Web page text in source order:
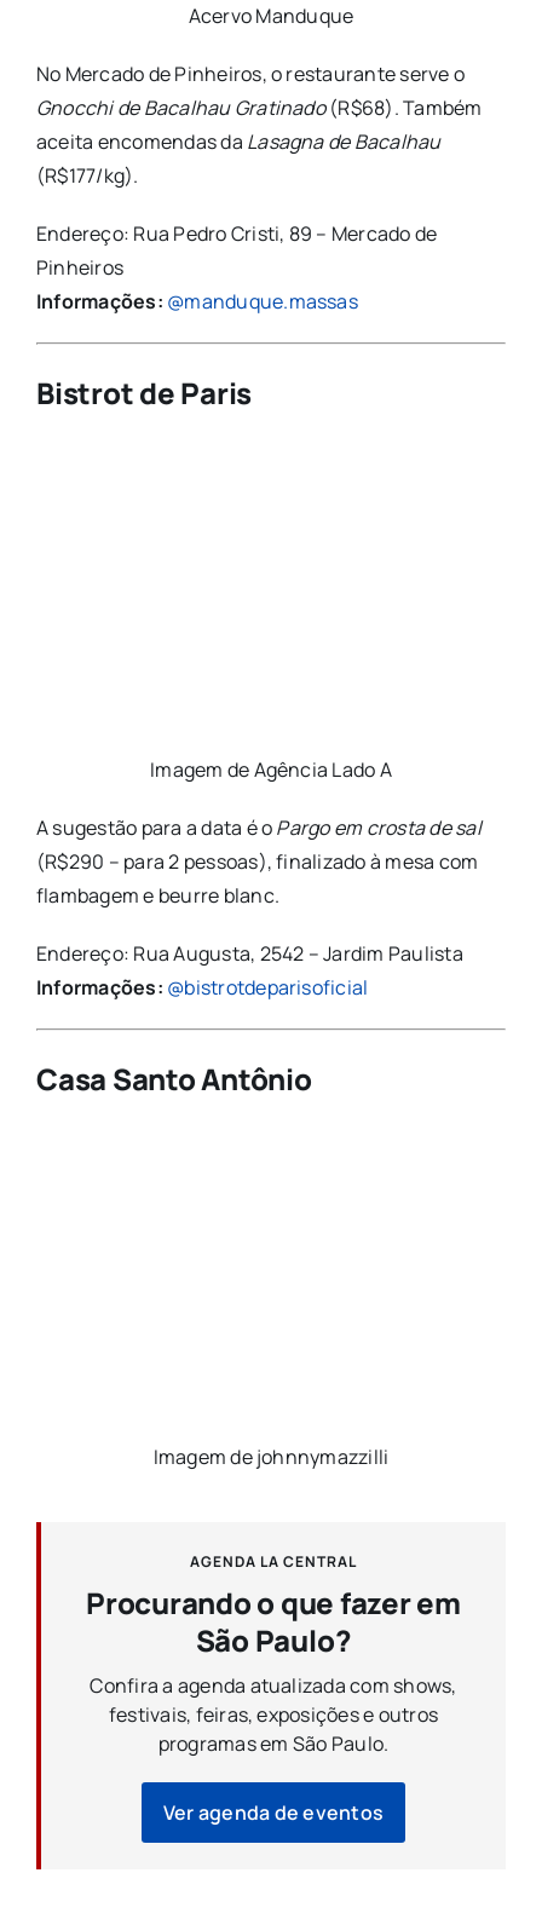
Acervo Manduque
No Mercado de Pinheiros, o restaurante serve o
Gnocchi de Bacalhau Gratinado(R$68). Também
aceita encomendas da Lasagna de Bacalhau
(R$177/kg).
Endereço: Rua Pedro Cristi, 89 – Mercado de
Pinheiros
Informações: @manduque.massas
Bistrot de Paris
Imagem de Agência Lado A
A sugestão para a data é oPargo em crosta de sal
(R$290 – para 2 pessoas), finalizado à mesa com
flambagem e beurre blanc.
Endereço: Rua Augusta, 2542 – Jardim Paulista
Informações: @bistrotdeparisoficial
Casa Santo Antônio
Imagem de johnnymazzilli
AGENDA LA CENTRAL
Procurando o que fazer em
São Paulo?
Confira a agenda atualizada com shows,
festivais, feiras, exposições e outros
programas em São Paulo.
Ver agenda de eventos